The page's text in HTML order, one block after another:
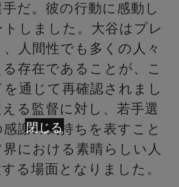
だ。彼の行動に感動し
しました。大谷はプレ
人間性でも多くの人々
存在であることが、こ
通じて再確認されまし
る監督に対し、若手選
謝の気持ちを表すこと
における素晴らしい人
る場面となりました。
閉じる